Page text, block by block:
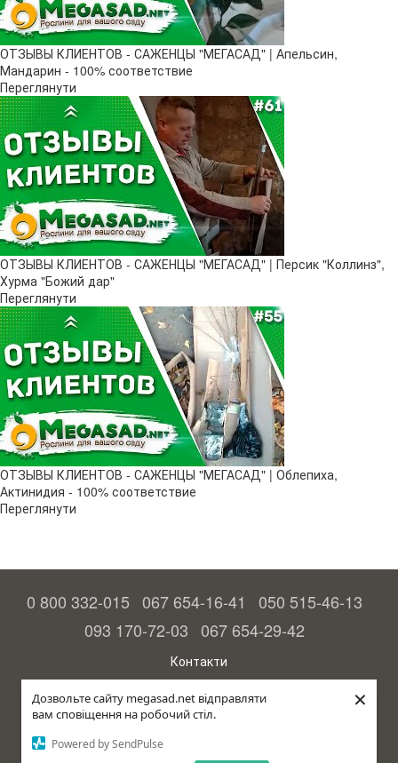
Дозвольте сайту megasad.net відправляти
вам сповіщення на робочий стіл.
Powered by SendPulse
×
ОТЗЫВЫ КЛИЕНТОВ - САЖЕНЦЫ "МЕГАСАД" | Апельсин,
Мандарин - 100% соответствие
Переглянути
ОТЗЫВЫ КЛИЕНТОВ - САЖЕНЦЫ "МЕГАСАД" | Персик "Коллинз",
Хурма "Божий дар"
Переглянути
ОТЗЫВЫ КЛИЕНТОВ - САЖЕНЦЫ "МЕГАСАД" | Облепиха,
Актинидия - 100% соответствие
Переглянути
0 800 332-015 067 654-16-41
050 515-46-13
093 170-72-03 067 654-29-42
Контакти
Повна версія сайту
© 2015—2026
Megasad – гарантія високого врожаю